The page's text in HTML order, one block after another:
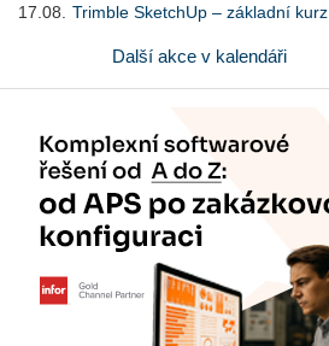
17.08.
Trimble SketchUp – základní kurz
Další akce v kalendáři